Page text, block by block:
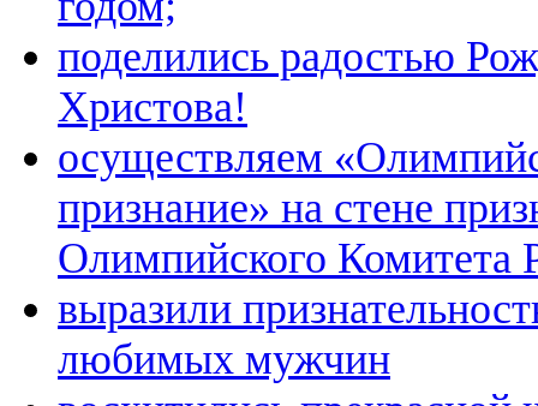
поделились радостью
Христова!
осуществляем
признание» на стене
Олимпийского Комитета
выразили
любимых мужчин